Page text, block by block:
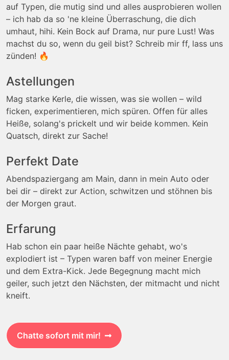
auf Typen, die mutig sind und alles ausprobieren wollen
– ich hab da so 'ne kleine Überraschung, die dich
umhaut, hihi. Kein Bock auf Drama, nur pure Lust! Was
machst du so, wenn du geil bist? Schreib mir ff, lass uns
zünden! 🔥
Astellungen
Mag starke Kerle, die wissen, was sie wollen – wild
ficken, experimentieren, mich spüren. Offen für alles
Heiße, solang's prickelt und wir beide kommen. Kein
Quatsch, direkt zur Sache!
Perfekt Date
Abendspaziergang am Main, dann in mein Auto oder
bei dir – direkt zur Action, schwitzen und stöhnen bis
der Morgen graut.
Erfarung
Hab schon ein paar heiße Nächte gehabt, wo's
explodiert ist – Typen waren baff von meiner Energie
und dem Extra-Kick. Jede Begegnung macht mich
geiler, such jetzt den Nächsten, der mitmacht und nicht
kneift.
Chatte sofort mit mir!